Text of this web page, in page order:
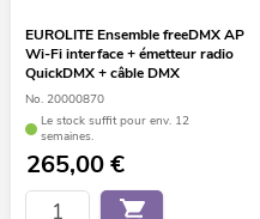
EUROLITE Ensemble freeDMX AP
Wi-Fi interface + émetteur radio
QuickDMX + câble DMX
No. 20000870
Le stock suffit pour env. 12
semaines.
265,00€